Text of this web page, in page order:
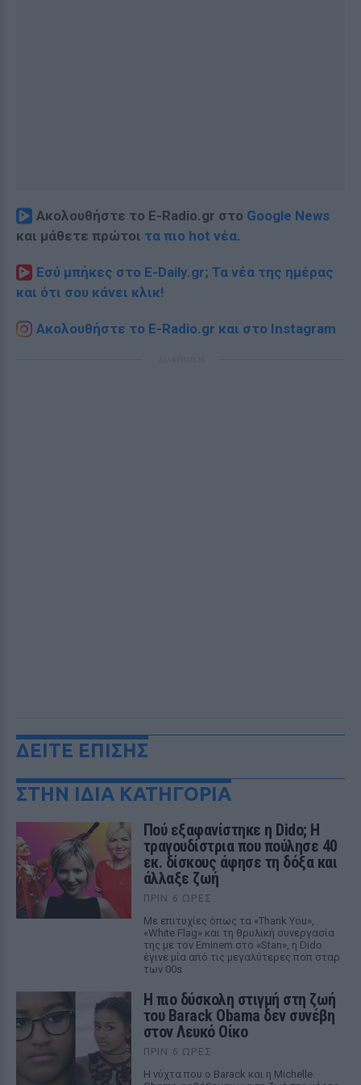
Ακολουθήστε το E-Radio.gr στο Google News
και μάθετε πρώτοι τα πιο hot νέα.
Εσύ μπήκες στο E-Daily.gr; Τα νέα της ημέρας
και ότι σου κάνει κλικ!
Ακολουθήστε το E-Radio.gr και στο Instagram
ΔΕΙΤΕ ΕΠΙΣΗΣ
ΣΤΗΝ ΙΔΙΑ ΚΑΤΗΓΟΡΙΑ
Πού εξαφανίστηκε η Dido; Η
τραγουδίστρια που πούλησε 40
εκ. δίσκους άφησε τη δόξα και
άλλαξε ζωή
ΠΡΙΝ 6 ΏΡΕΣ
Με επιτυχίες όπως τα «Thank You»,
«White Flag» και τη θρυλική συνεργασία
της με τον Eminem στο «Stan», η Dido
έγινε μία από τις μεγαλύτερες ποπ σταρ
των 00s
Η πιο δύσκολη στιγμή στη ζωή
του Barack Obama δεν συνέβη
στον Λευκό Οίκο
ΠΡΙΝ 6 ΏΡΕΣ
Η νύχτα που ο Barack και η Michelle